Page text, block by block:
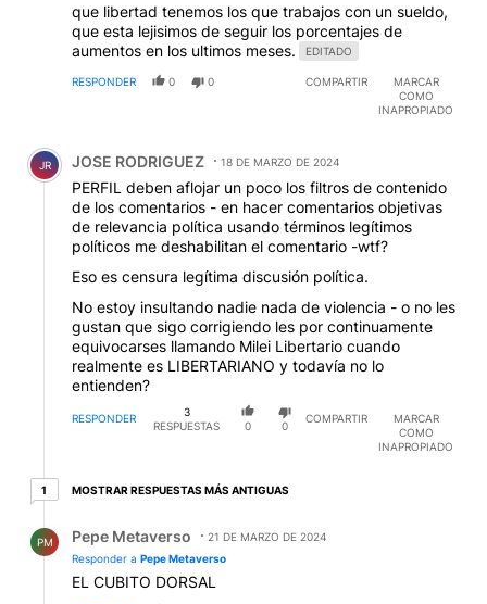
que libertad tenemos los que trabajos con un sueldo,
que esta lejisimos de seguir los porcentajes de
aumentos en los ultimos meses.
EDITADO
RESPONDER 0 0 COMPARTIR
MARCAR
COMO
INAPROPIADO
Comentario de JOSE RODRIGUEZ.
JR JOSE RODRIGUEZ 18 DE MARZO DE 2024
PERFIL deben aflojar un poco los filtros de contenido
de los comentarios - en hacer comentarios objetivas
de relevancia política usando términos legítimos
políticos me deshabilitan el comentario -wtf?
Eso es censura legítima discusión política.
No estoy insultando nadie nada de violencia - o no les
gustan que sigo corrigiendo les por continuamente
equivocarses llamando Milei Libertario cuando
realmente es LIBERTARIANO y todavía no lo
entienden?
RESPONDER
3
RESPUESTAS
0 0
COMPARTIR
MARCAR
COMO
INAPROPIADO
11 respuesta más antiguas
MOSTRAR RESPUESTAS MÁS ANTIGUAS
PM Pepe Metaverso
21 DE MARZO DE 2024
Responder a Pepe Metaverso
EL CUBITO DORSAL